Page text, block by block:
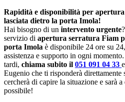
Rapidità e disponibilità per
lasciata dietro la porta Imola!
Hai bisogno di un intervento urgente
servizio di apertura serratura Fiam
porta Imola è disponibile 24 ore su
assistenza e supporto in ogni
tardi, chiama subito il 051 091 04 33
Eugenio che ti risponderà direttamente
cercherà di capire la situazione e sarà
possibile!